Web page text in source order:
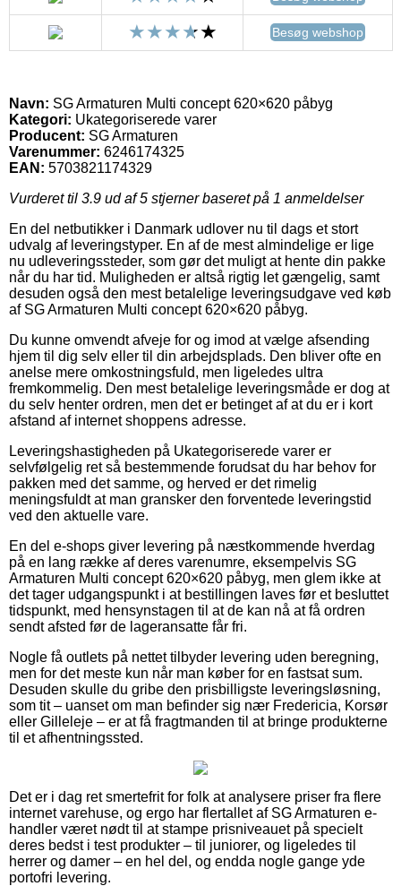
Besøg webshop
Navn: SG Armaturen Multi concept 620×620 påbyg
Kategori: Ukategoriserede varer
Producent: SG Armaturen
Varenummer: 6246174325
EAN: 5703821174329
Vurderet til 3.9 ud af 5 stjerner baseret på 1 anmeldelser
En del netbutikker i Danmark udlover nu til dags et stort
udvalg af leveringstyper. En af de mest almindelige er lige
nu udleveringssteder, som gør det muligt at hente din pakke
når du har tid. Muligheden er altså rigtig let gængelig, samt
desuden også den mest betalelige leveringsudgave ved køb
af SG Armaturen Multi concept 620×620 påbyg.
Du kunne omvendt afveje for og imod at vælge afsending
hjem til dig selv eller til din arbejdsplads. Den bliver ofte en
anelse mere omkostningsfuld, men ligeledes ultra
fremkommelig. Den mest betalelige leveringsmåde er dog at
du selv henter ordren, men det er betinget af at du er i kort
afstand af internet shoppens adresse.
Leveringshastigheden på Ukategoriserede varer er
selvfølgelig ret så bestemmende forudsat du har behov for
pakken med det samme, og herved er det rimelig
meningsfuldt at man gransker den forventede leveringstid
ved den aktuelle vare.
En del e-shops giver levering på næstkommende hverdag
på en lang række af deres varenumre, eksempelvis SG
Armaturen Multi concept 620×620 påbyg, men glem ikke at
det tager udgangspunkt i at bestillingen laves før et besluttet
tidspunkt, med hensynstagen til at de kan nå at få ordren
sendt afsted før de lageransatte får fri.
Nogle få outlets på nettet tilbyder levering uden beregning,
men for det meste kun når man køber for en fastsat sum.
Desuden skulle du gribe den prisbilligste leveringsløsning,
som tit – uanset om man befinder sig nær Fredericia, Korsør
eller Gilleleje – er at få fragtmanden til at bringe produkterne
til et afhentningssted.
Det er i dag ret smertefrit for folk at analysere priser fra flere
internet varehuse, og ergo har flertallet af SG Armaturen e-
handler været nødt til at stampe prisniveauet på specielt
deres bedst i test produkter – til juniorer, og ligeledes til
herrer og damer – en hel del, og endda nogle gange yde
portofri levering.